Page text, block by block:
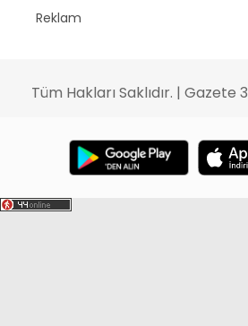
Reklam
Tüm Hakları Saklıdır. | Gazete 3